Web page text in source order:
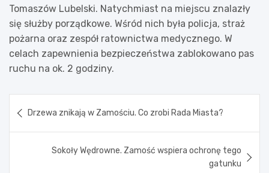
Tomaszów Lubelski. Natychmiast na miejscu znalazły
się służby porządkowe. Wśród nich była policja, straż
pożarna oraz zespół ratownictwa medycznego. W
celach zapewnienia bezpieczeństwa zablokowano pas
ruchu na ok. 2 godziny.
wpisu
Drzewa znikają w Zamościu. Co zrobi Rada Miasta?
Sokoły Wędrowne. Zamość wspiera ochronę tego
gatunku